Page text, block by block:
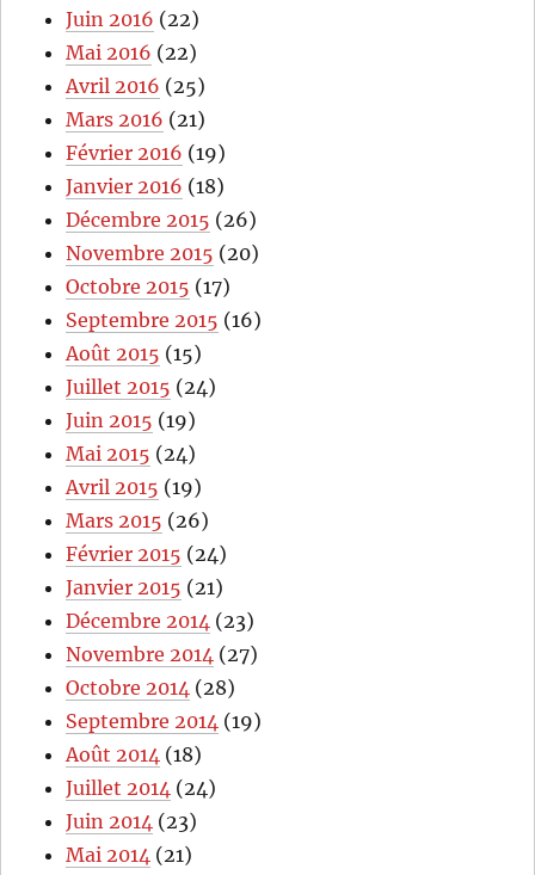
Juin 2016 (22)
Mai 2016 (22)
Avril 2016 (25)
Mars 2016 (21)
Février 2016 (19)
Janvier 2016 (18)
Décembre 2015 (26)
Novembre 2015 (20)
Octobre 2015 (17)
Septembre 2015 (16)
Août 2015 (15)
Juillet 2015 (24)
Juin 2015 (19)
Mai 2015 (24)
Avril 2015 (19)
Mars 2015 (26)
Février 2015 (24)
Janvier 2015 (21)
Décembre 2014 (23)
Novembre 2014 (27)
Octobre 2014 (28)
Septembre 2014 (19)
Août 2014 (18)
Juillet 2014 (24)
Juin 2014 (23)
Mai 2014 (21)